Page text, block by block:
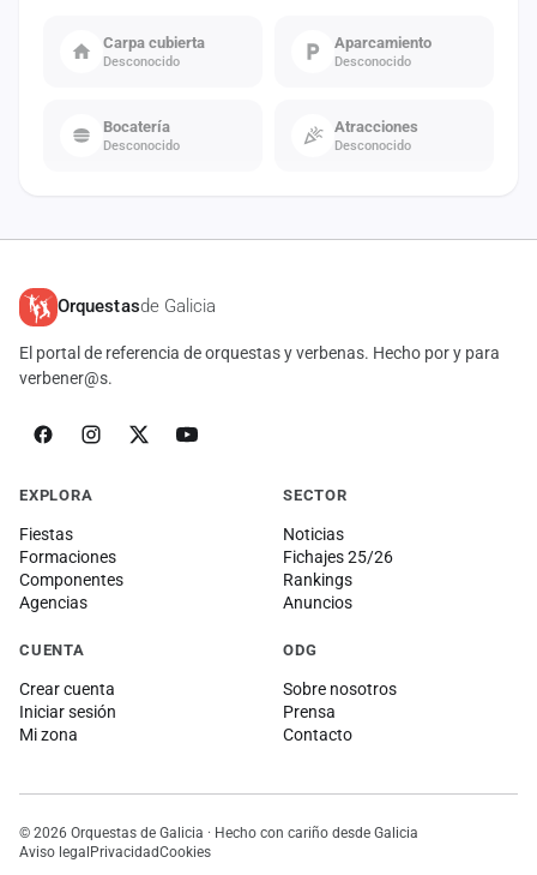
Carpa cubierta
Desconocido
Aparcamiento
Desconocido
Bocatería
Desconocido
Atracciones
Desconocido
Orquestasde Galicia
El portal de referencia de orquestas y verbenas. Hecho por y para
verbener@s.
EXPLORA
Fiestas
Formaciones
Componentes
Agencias
SECTOR
Noticias
Fichajes 25/26
Rankings
Anuncios
CUENTA
Crear cuenta
Iniciar sesión
Mi zona
ODG
Sobre nosotros
Prensa
Contacto
© 2026 Orquestas de Galicia · Hecho con cariño desde Galicia
Aviso legalPrivacidadCookies